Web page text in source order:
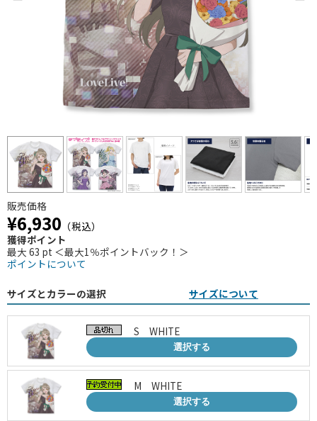
販売価格
¥6,930 （税込）
獲得ポイント
最大 63 pt ＜最大1％ポイントバック！＞
ポイントについて
サイズとカラーの選択 サイズについて
S WHITE
選択する
M WHITE
選択する